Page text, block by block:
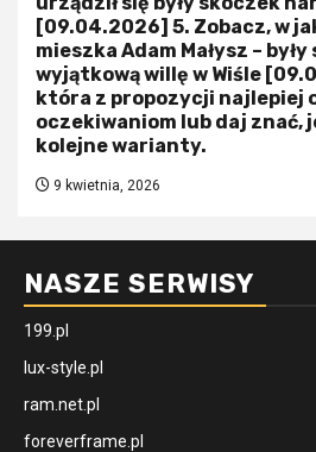
[09.04.2026] 5. Zobacz, w
mieszka Adam Małysz –
wyjątkową willę w Wiśle
która z propozycji najlepiej
oczekiwaniom lub daj znać,
kolejne warianty.
9 kwietnia, 2026
NASZE SERWISY
199.pl
lux-style.pl
ram.net.pl
foreverframe.pl